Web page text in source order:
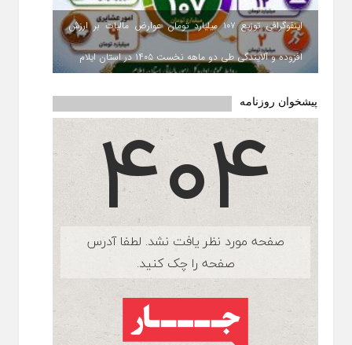
اینفوگرافی توزیع ۱۰۷ میلیارد تومان عوارض مالیات بر ارزش
افزوده و آلایندگی طی دو ماهه نخست ۱۴۰۵ در استان ایلام
پیشخوان روزنامه